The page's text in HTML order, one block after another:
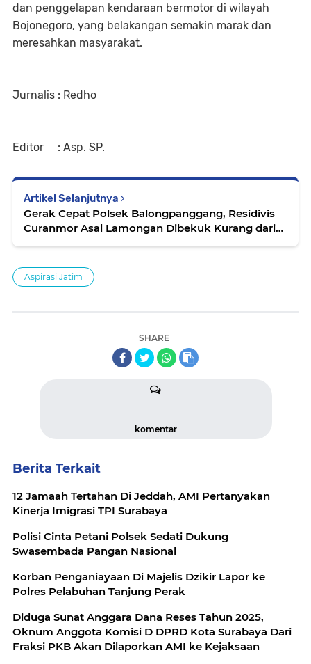
dan penggelapan kendaraan bermotor di wilayah
Bojonegoro, yang belakangan semakin marak dan
meresahkan masyarakat.
Jurnalis : Redho
Editor : Asp. SP.
Artikel Selanjutnya
Gerak Cepat Polsek Balongpanggang, Residivis
Curanmor Asal Lamongan Dibekuk Kurang dari
Aspirasi Jatim
SHARE
komentar
Berita Terkait
12 Jamaah Tertahan Di Jeddah, AMI Pertanyakan
Kinerja Imigrasi TPI Surabaya
Polisi Cinta Petani Polsek Sedati Dukung
Swasembada Pangan Nasional
Korban Penganiayaan Di Majelis Dzikir Lapor ke
Polres Pelabuhan Tanjung Perak
Diduga Sunat Anggara Dana Reses Tahun 2025,
Oknum Anggota Komisi D DPRD Kota Surabaya Dari
Fraksi PKB Akan Dilaporkan AMI ke Kejaksaan